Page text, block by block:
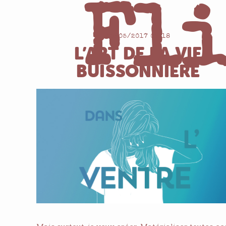
10/05/2017 08:18
L’ART DE LA VIE
BUISSONNIÈRE